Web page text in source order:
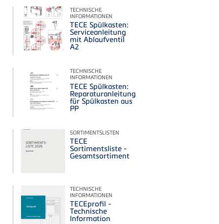
TECHNISCHE
INFORMATIONEN
TECE Spülkasten:
Serviceanleitung
mit Ablaufventil
A2
TECHNISCHE
INFORMATIONEN
TECE Spülkasten:
Reparaturanleitung
für Spülkasten aus
PP
SORTIMENTSLISTEN
TECE
Sortimentsliste -
Gesamtsortiment
TECHNISCHE
INFORMATIONEN
TECEprofil -
Technische
Information